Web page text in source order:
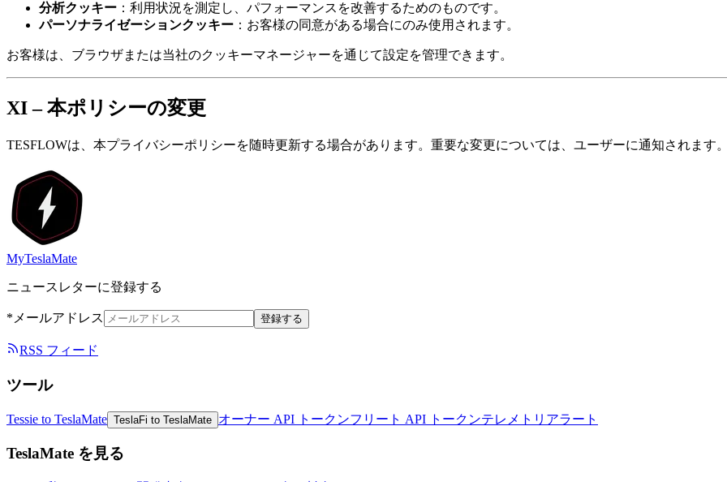
分析クッキー ：利用状況を測定し、パフォーマンスを改善するためのものです。
パーソナライゼーションクッキー ：お客様の同意がある場合にのみ使用されます。
お客様は、ブラウザまたは当社のクッキーマネージャーを通じて設定を管理できます。
XI – 本ポリシーの変更
TESFLOWは、本プライバシーポリシーを随時更新する場合があります。重要な変更については、ユーザーに通知されます
MyTeslaMate
ニュースレターに登録する
*メールアドレス 登録する
RSS フィード
ツール
Tessie to TeslaMate TeslaFi to TeslaMate オーナー API トークンフリート API トークンテレメトリアラート
TeslaMate を見る